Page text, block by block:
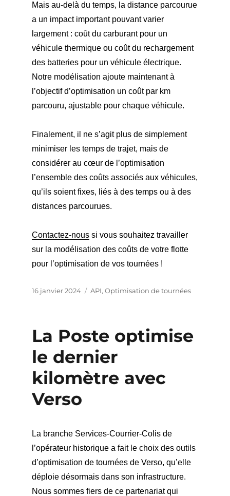
Mais au-delà du temps, la distance parcourue
a un impact important pouvant varier
largement : coût du carburant pour un
véhicule thermique ou coût du rechargement
des batteries pour un véhicule électrique.
Notre modélisation ajoute maintenant à
l’objectif d’optimisation un coût par km
parcouru, ajustable pour chaque véhicule.
Finalement, il ne s’agit plus de simplement
minimiser les temps de trajet, mais de
considérer au cœur de l’optimisation
l’ensemble des coûts associés aux véhicules,
qu’ils soient fixes, liés à des temps ou à des
distances parcourues.
Contactez-noussi vous souhaitez travailler
sur la modélisation des coûts de votre flotte
pour l’optimisation de vos tournées !
Publié
16 janvier 2024 Catégories
API, Optimisation de tournées
La Poste optimise
le dernier
kilomètre avec
Verso
La branche Services-Courrier-Colis de
l’opérateur historique a fait le choix des outils
d’optimisation de tournées de Verso, qu’elle
déploie désormais dans son infrastructure.
Nous sommes fiers de ce partenariat qui